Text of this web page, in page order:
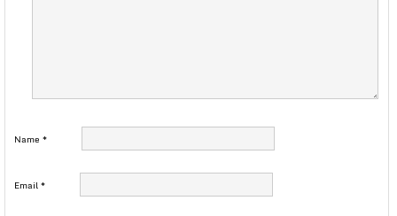
Name *
Email*